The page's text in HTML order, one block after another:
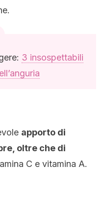
3 insospettabili
apporto di
oltre che di
C e vitamina A.